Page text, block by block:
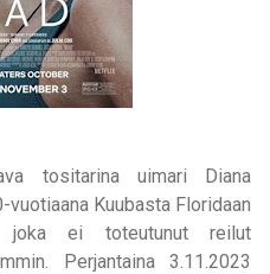
tositarina uimari Diana
Kuubasta Floridaan
joka ei toteutunut reilut
Perjantaina 3.11.2023